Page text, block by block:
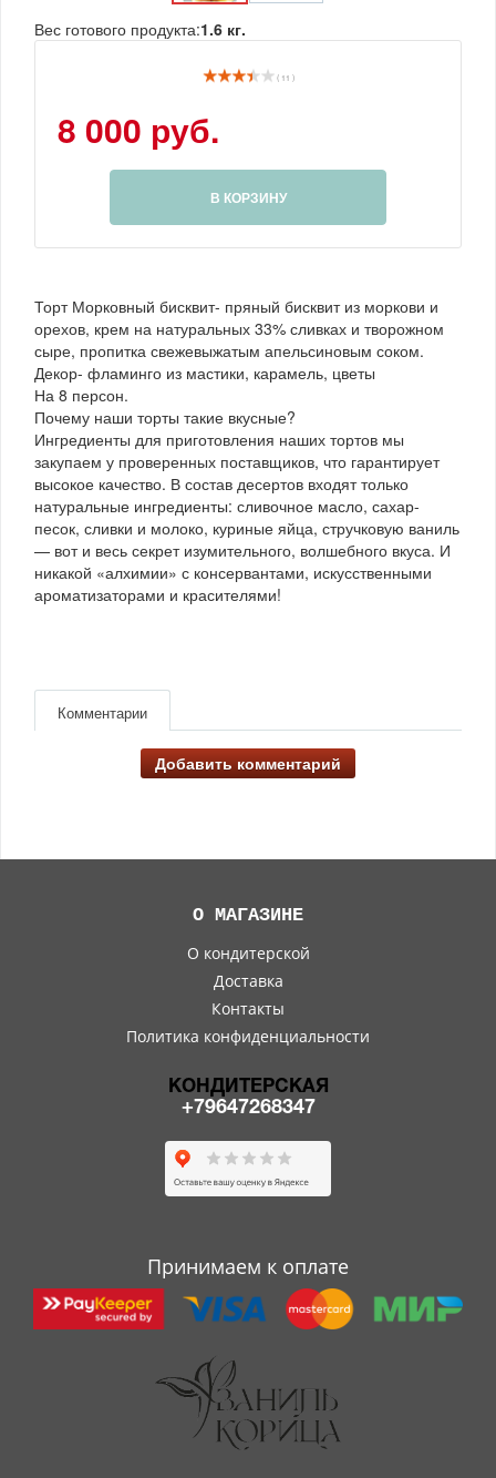
Вес готового продукта:1.6 кг.
( 11 )
8 000 руб.
В КОРЗИНУ
Торт Морковный бисквит- пряный бисквит из моркови и
орехов, крем на натуральных 33% сливках и творожном
сыре, пропитка свежевыжатым апельсиновым соком.
Декор- фламинго из мастики, карамель, цветы
На 8 персон.
Почему наши торты такие вкусные?
Ингредиенты для приготовления наших тортов мы
закупаем у проверенных поставщиков, что гарантирует
высокое качество. В состав десертов входят только
натуральные ингредиенты: сливочное масло, сахар-
песок, сливки и молоко, куриные яйца, стручковую ваниль
— вот и весь секрет изумительного, волшебного вкуса. И
никакой «алхимии» с консервантами, искусственными
ароматизаторами и красителями!
Комментарии
Добавить комментарий
О МАГАЗИНЕ
О кондитерской
Доставка
Контакты
Политика конфиденциальности
КОНДИТЕРСКАЯ
+79647268347
Принимаем к оплате